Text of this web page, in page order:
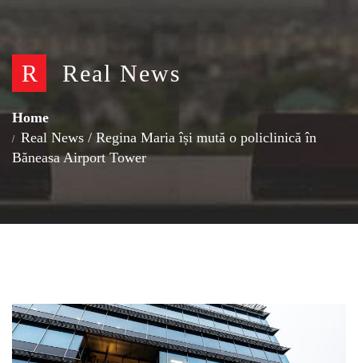
R Real News
Home
Real News / Regina Maria își mută o policlinică în
Băneasa Airport Tower